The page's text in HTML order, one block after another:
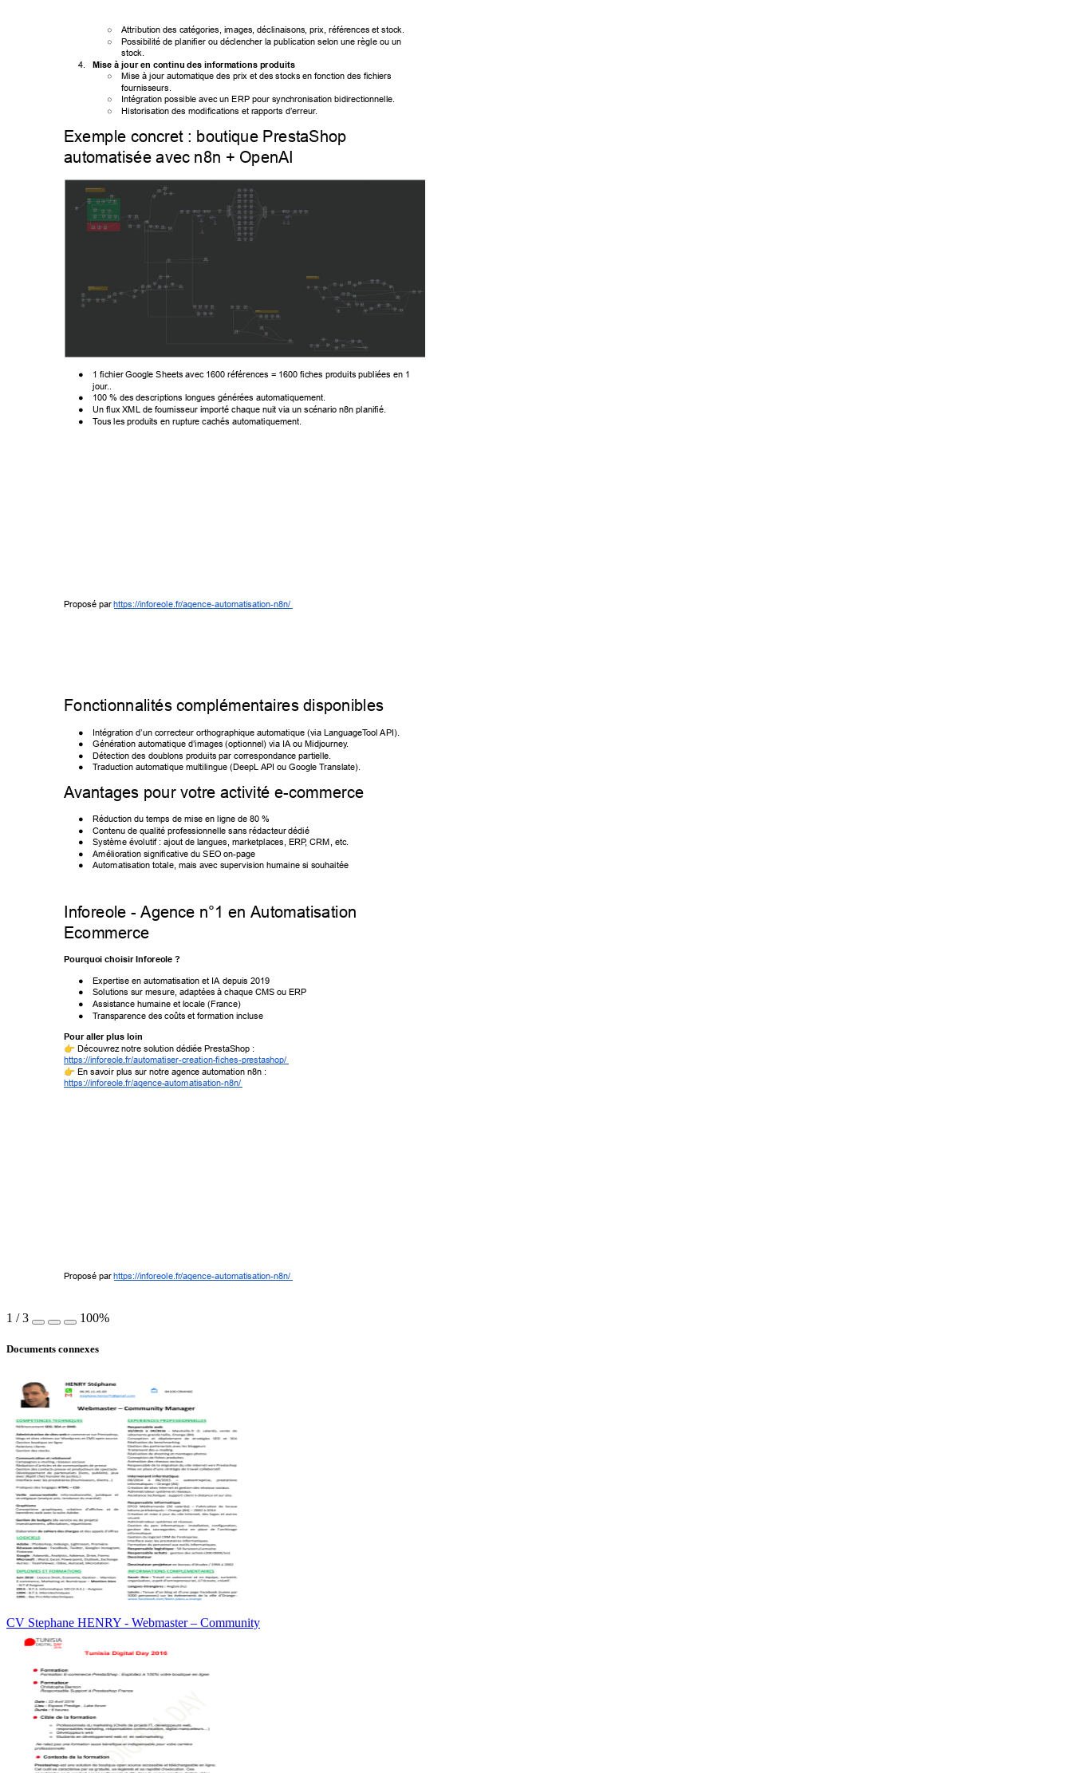
○ Attribution des catégories, images, déclinaisons, prix, références et stock.
○
Possibilité de planifier ou déclencher la publication selon une règle ou un
stock.
4.
Mise à jour en continu des informations produits
○
Mise à jour automatique des prix et des stocks en fonction des fichiers
fournisseurs.
○
Intégration possible avec un ERP pour synchronisation bidirectionnelle.
○
Historisation des modifications et rapports d’erreur.
Exemple concret : boutique PrestaShop
automatisée avec n8n + OpenAI
● 1 fichier Google Sheets avec 1600 références = 1600 fiches produits pub liées en 1
jour..
●
100 % des descriptions longues générées automatiquement.
●
Un flux XML de fournisseur importé chaque nuit via un scénario n8n planifié.
●
Tous les produits en rupture cachés automatiquement.
Proposé par https://inforeole.fr/agence-automatisation-n8n/
Fonctionnalités complémentaires disponibles
● Intégration d’un correcteur orthographique automatique (via LanguageTool API).
●
Génération automatique d’images (optionnel) via IA ou Midjourney.
●
Détection des doublons produits par correspondance partielle.
●
Traduction automatique multilingue (DeepL API ou Google Translate).
Avantages pour votre activité e-commerce
●
Réduction du temps de mise en ligne de 80 %
●
Contenu de qualité professionnelle sans rédacteur dédié
●
Système évolutif : ajout de langues, marketplaces, ERP, CRM, etc.
●
Amélioration significative du SEO on-page
●
Automatisation totale, mais avec supervision humaine si souhaitée
Inforeole - Agence n°1 en Automatisation
Ecommerce
Pourquoi choisir Inforeole ?
●
Expertise en automatisation et IA depuis 2019
●
Solutions sur mesure, adaptées à chaque CMS ou ERP
●
Assistance humaine et locale (France)
●
Transparence des coûts et formation incluse
Pour aller plus loin
Découvrez notre solution dédiée PrestaShop :
https://inforeole.fr/automatiser-creation-fiches-prestashop/
En savoir plus sur notre agence automation n8n :
https://inforeole.fr/agence-automatisation-n8n/
Proposé par https://inforeole.fr/agence-automatisation-n8n/
1 /3 100%
Documents connexes
CV Stephane HENRY - Webmaster – Community